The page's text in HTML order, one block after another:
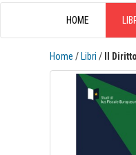
HOME
Home / Libri / Il